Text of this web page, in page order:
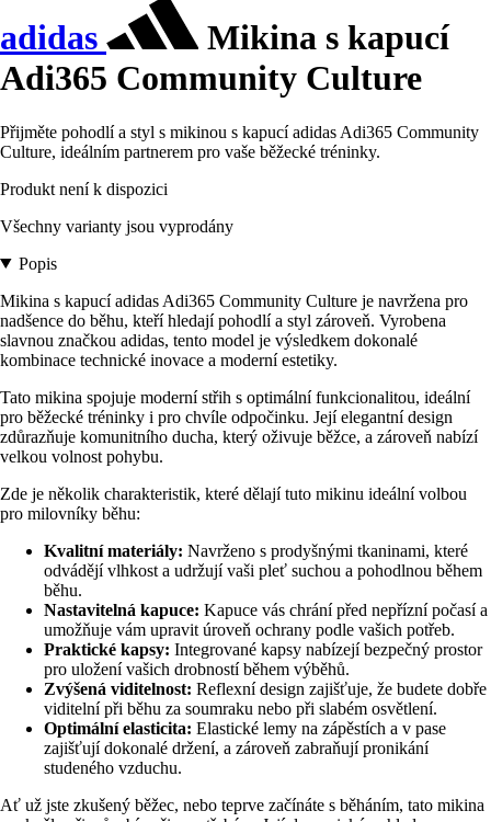
adidas
Mikina s kapucí
Adi365 Community Culture
Přijměte pohodlí a styl s mikinou s kapucí adidas Adi365 Community
Culture, ideálním partnerem pro vaše běžecké tréninky.
Produkt není k dispozici
Všechny varianty jsou vyprodány
Popis
Mikina s kapucí adidas Adi365 Community Culture je navržena pro
nadšence do běhu, kteří hledají pohodlí a styl zároveň. Vyrobena
slavnou značkou adidas, tento model je výsledkem dokonalé
kombinace technické inovace a moderní estetiky.
Tato mikina spojuje moderní střih s optimální funkcionalitou, ideální
pro běžecké tréninky i pro chvíle odpočinku. Její elegantní design
zdůrazňuje komunitního ducha, který oživuje běžce, a zároveň nabízí
velkou volnost pohybu.
Zde je několik charakteristik, které dělají tuto mikinu ideální volbou
pro milovníky běhu:
Kvalitní materiály: Navrženo s prodyšnými tkaninami, které
odvádějí vlhkost a udržují vaši pleť suchou a pohodlnou během
běhu.
Nastavitelná kapuce: Kapuce vás chrání před nepřízní počasí a
umožňuje vám upravit úroveň ochrany podle vašich potřeb.
Praktické kapsy: Integrované kapsy nabízejí bezpečný prostor
pro uložení vašich drobností během výběhů.
Zvýšená viditelnost: Reflexní design zajišťuje, že budete dobře
viditelní při běhu za soumraku nebo při slabém osvětlení.
Optimální elasticita: Elastické lemy na zápěstích a v pase
zajišťují dokonalé držení, a zároveň zabraňují pronikání
studeného vzduchu.
Ať už jste zkušený běžec, nebo teprve začínáte s běháním, tato mikina